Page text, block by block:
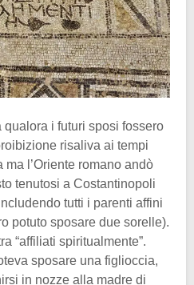
qualora i futuri sposi fossero
risaliva ai tempi
l’Oriente romano andò
tenutosi a Costantinopoli
tutti i parenti affini
potuto sposare due sorelle).
“affiliati spiritualmente”.
sposare una figlioccia,
in nozze alla madre di